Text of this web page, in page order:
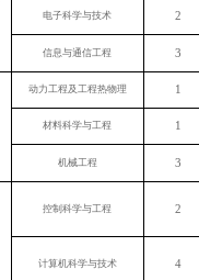
电子科学与技术 2
信息与通信工程 3
动力工程及工程热物理 1
材料科学与工程 1
机械工程 3
控制科学与工程 2
计算机科学与技术 4